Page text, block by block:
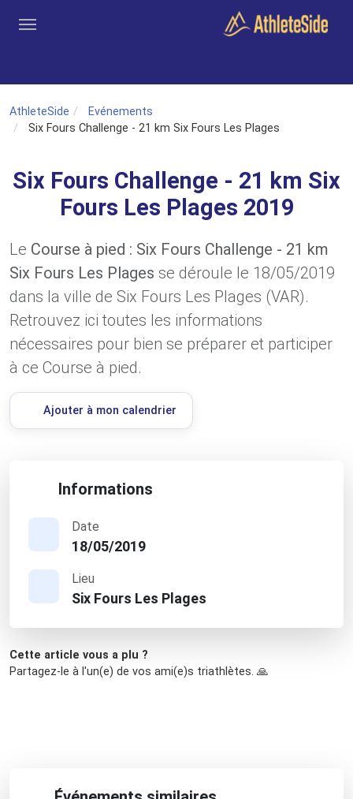
AthleteSide
Evénements
Six Fours Challenge - 21 km Six Fours Les Plages
Six Fours Challenge - 21 km Six
Fours Les Plages 2019
Le Course à pied : Six Fours Challenge - 21 km
Six Fours Les Plages se déroule le 18/05/2019
dans la ville de Six Fours Les Plages (VAR).
Retrouvez ici toutes les informations
nécessaires pour bien se préparer et participer
à ce Course à pied.
Ajouter à mon calendrier
Informations
Date
18/05/2019
Lieu
Six Fours Les Plages
Cette article vous a plu ?
Partagez-le à l'un(e) de vos ami(e)s triathlètes. 🙏